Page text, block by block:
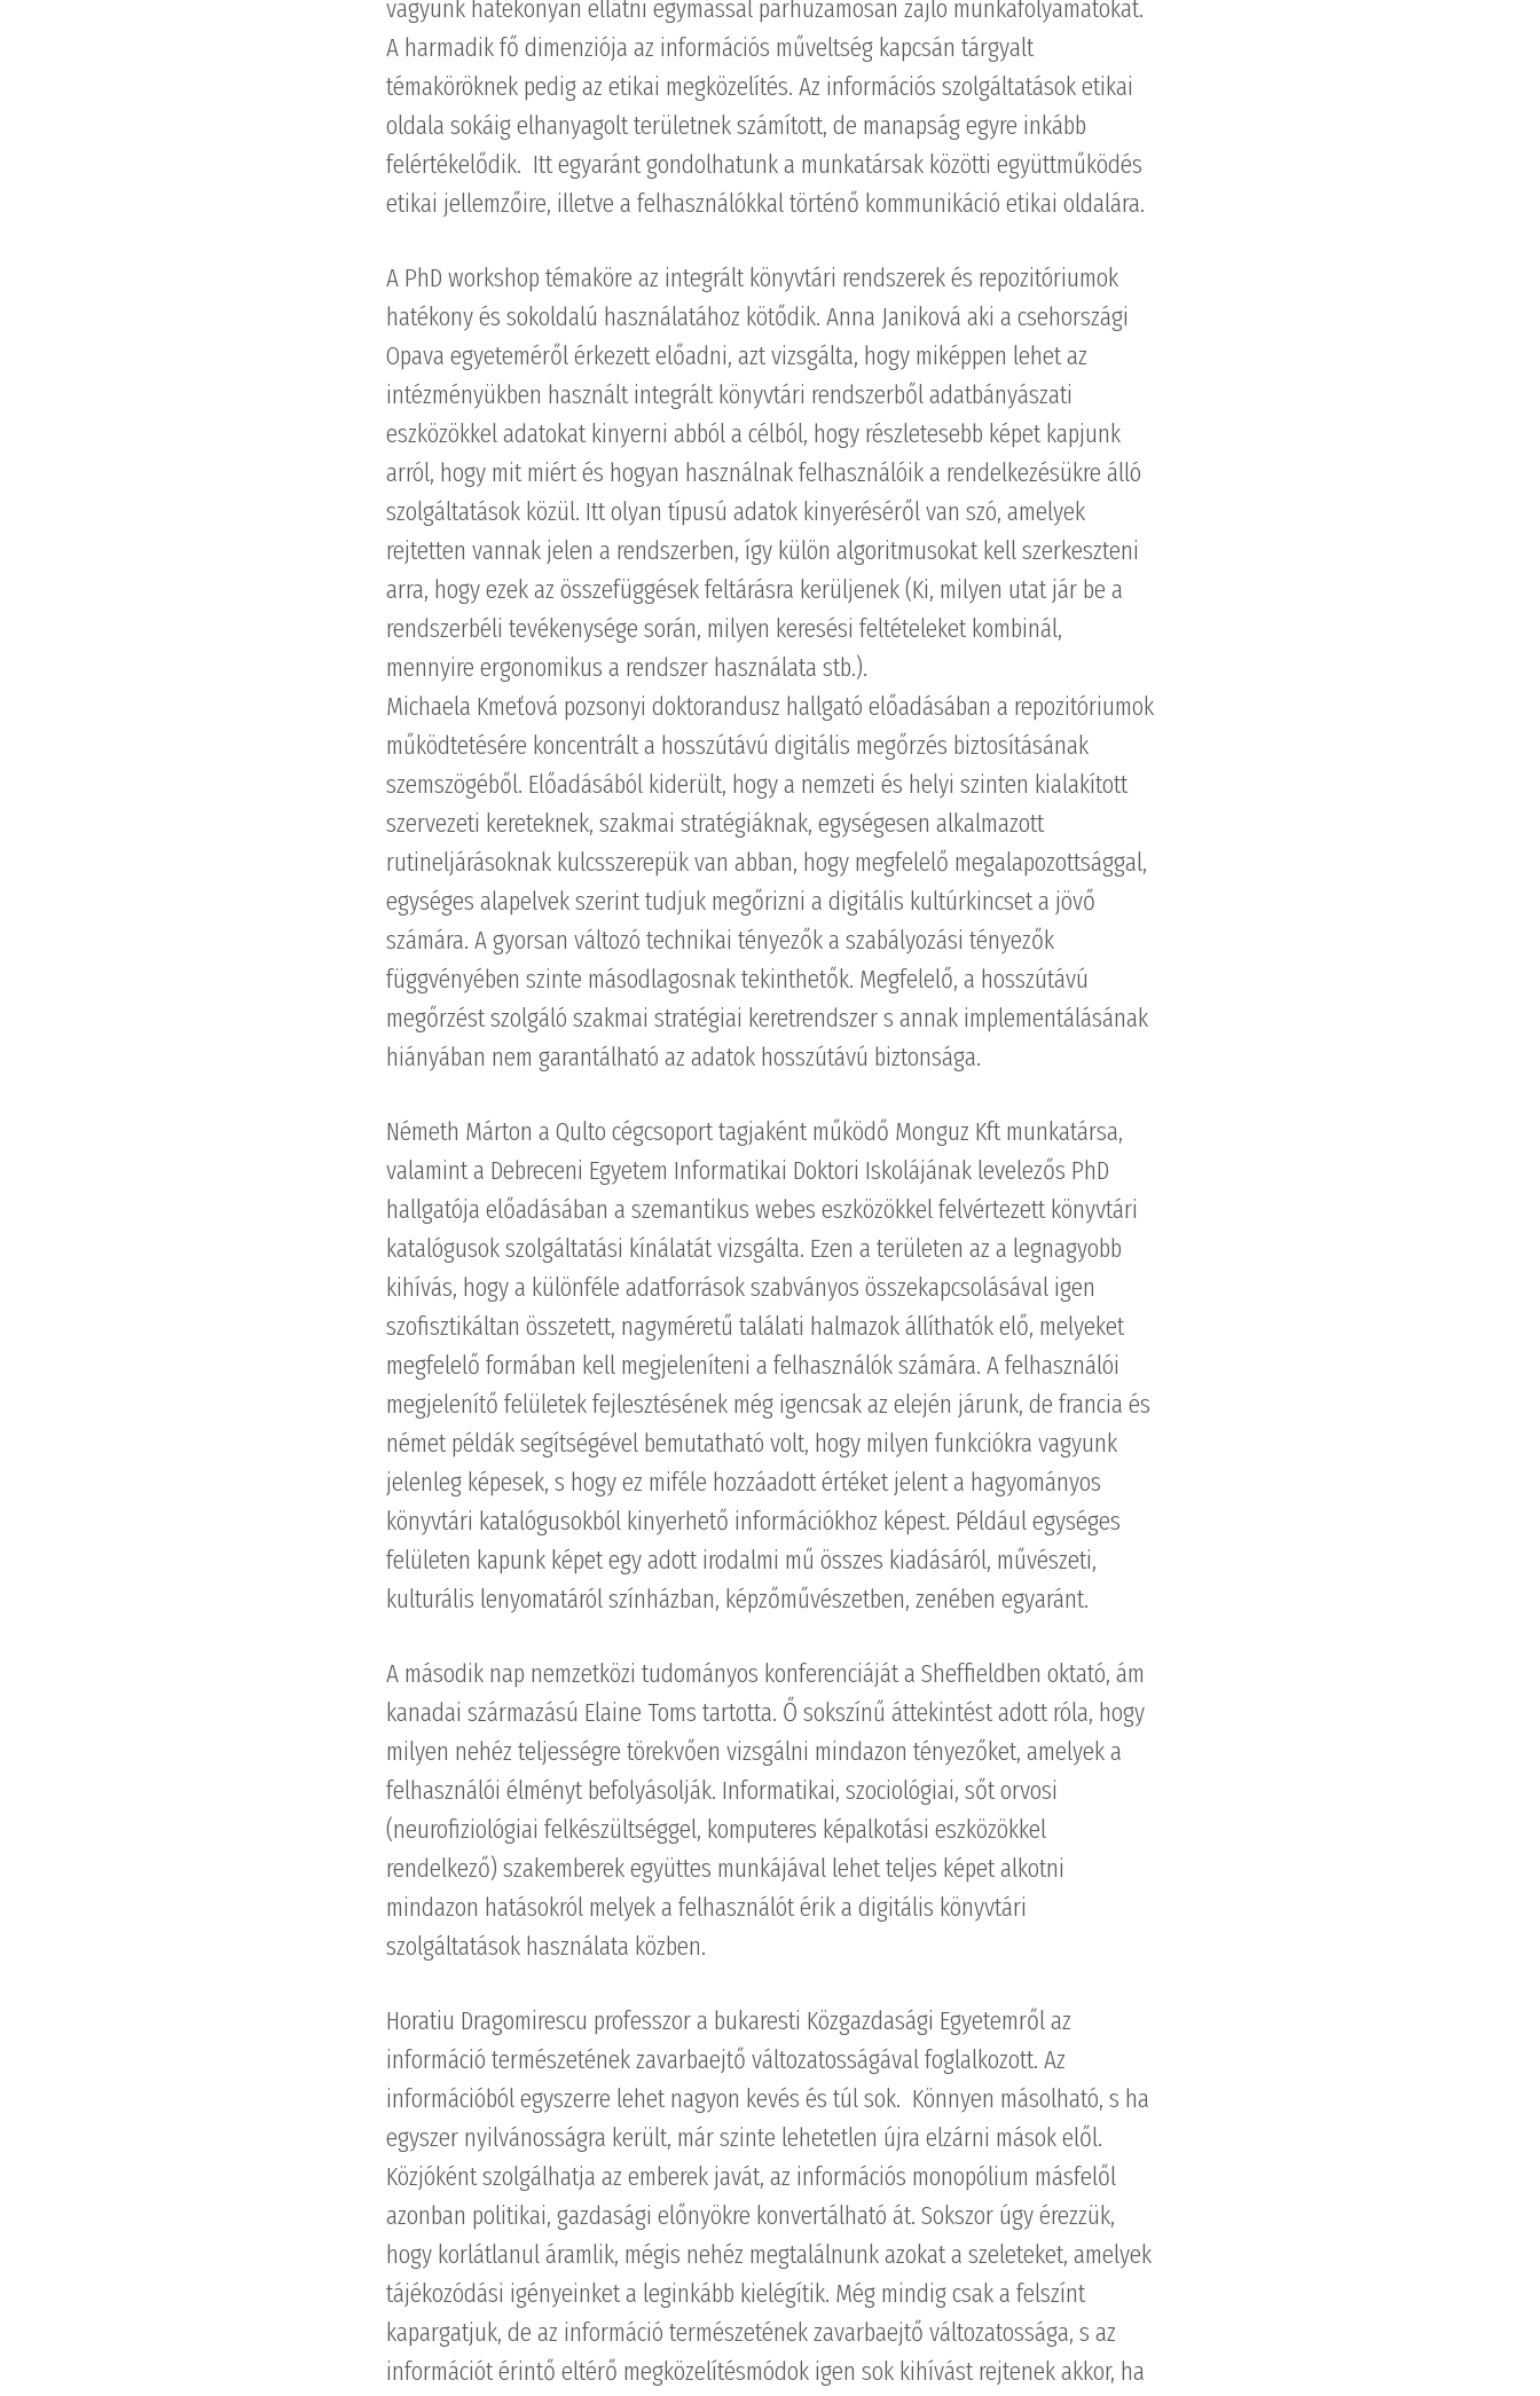
vagyunk hatékonyan ellátni egymással párhuzamosan zajló munkafolyamatokat.
A harmadik fő dimenziója az információs műveltség kapcsán tárgyalt
témaköröknek pedig az etikai megközelítés. Az információs szolgáltatások etikai
oldala sokáig elhanyagolt területnek számított, de manapság egyre inkább
felértékelődik. Itt egyaránt gondolhatunk a munkatársak közötti együttműködés
etikai jellemzőire, illetve a felhasználókkal történő kommunikáció etikai oldalára.
A PhD workshop témaköre az integrált könyvtári rendszerek és repozitóriumok
hatékony és sokoldalú használatához kötődik. Anna Janiková aki a csehországi
Opava egyeteméről érkezett előadni, azt vizsgálta, hogy miképpen lehet az
intézményükben használt integrált könyvtári rendszerből adatbányászati
eszközökkel adatokat kinyerni abból a célból, hogy részletesebb képet kapjunk
arról, hogy mit miért és hogyan használnak felhasználóik a rendelkezésükre álló
szolgáltatások közül. Itt olyan típusú adatok kinyeréséről van szó, amelyek
rejtetten vannak jelen a rendszerben, így külön algoritmusokat kell szerkeszteni
arra, hogy ezek az összefüggések feltárásra kerüljenek (Ki, milyen utat jár be a
rendszerbéli tevékenysége során, milyen keresési feltételeket kombinál,
mennyire ergonomikus a rendszer használata stb.).
Michaela Kmeťová pozsonyi doktorandusz hallgató előadásában a repozitóriumok
működtetésére koncentrált a hosszútávú digitális megőrzés biztosításának
szemszögéből. Előadásából kiderült, hogy a nemzeti és helyi szinten kialakított
szervezeti kereteknek, szakmai stratégiáknak, egységesen alkalmazott
rutineljárásoknak kulcsszerepük van abban, hogy megfelelő megalapozottsággal,
egységes alapelvek szerint tudjuk megőrizni a digitális kultúrkincset a jövő
számára. A gyorsan változó technikai tényezők a szabályozási tényezők
függvényében szinte másodlagosnak tekinthetők. Megfelelő, a hosszútávú
megőrzést szolgáló szakmai stratégiai keretrendszer s annak implementálásának
hiányában nem garantálható az adatok hosszútávú biztonsága.
Németh Márton a Qulto cégcsoport tagjaként működő Monguz Kft munkatársa,
valamint a Debreceni Egyetem Informatikai Doktori Iskolájának levelezős PhD
hallgatója előadásában a szemantikus webes eszközökkel felvértezett könyvtári
katalógusok szolgáltatási kínálatát vizsgálta. Ezen a területen az a legnagyobb
kihívás, hogy a különféle adatforrások szabványos összekapcsolásával igen
szofisztikáltan összetett, nagyméretű találati halmazok állíthatók elő, melyeket
megfelelő formában kell megjeleníteni a felhasználók számára. A felhasználói
megjelenítő felületek fejlesztésének még igencsak az elején járunk, de francia és
német példák segítségével bemutatható volt, hogy milyen funkciókra vagyunk
jelenleg képesek, s hogy ez miféle hozzáadott értéket jelent a hagyományos
könyvtári katalógusokból kinyerhető információkhoz képest. Például egységes
felületen kapunk képet egy adott irodalmi mű összes kiadásáról, művészeti,
kulturális lenyomatáról színházban, képzőművészetben, zenében egyaránt.
A második nap nemzetközi tudományos konferenciáját a Sheffieldben oktató, ám
kanadai származású Elaine Toms tartotta. Ő sokszínű áttekintést adott róla, hogy
milyen nehéz teljességre törekvően vizsgálni mindazon tényezőket, amelyek a
felhasználói élményt befolyásolják. Informatikai, szociológiai, sőt orvosi
(neurofiziológiai felkészültséggel, komputeres képalkotási eszközökkel
rendelkező) szakemberek együttes munkájával lehet teljes képet alkotni
mindazon hatásokról melyek a felhasználót érik a digitális könyvtári
szolgáltatások használata közben.
Horatiu Dragomirescu professzor a bukaresti Közgazdasági Egyetemről az
információ természetének zavarbaejtő változatosságával foglalkozott. Az
információból egyszerre lehet nagyon kevés és túl sok. Könnyen másolható, s ha
egyszer nyilvánosságra került, már szinte lehetetlen újra elzárni mások elől.
Közjóként szolgálhatja az emberek javát, az információs monopólium másfelől
azonban politikai, gazdasági előnyökre konvertálható át. Sokszor úgy érezzük,
hogy korlátlanul áramlik, mégis nehéz megtalálnunk azokat a szeleteket, amelyek
tájékozódási igényeinket a leginkább kielégítik. Még mindig csak a felszínt
kapargatjuk, de az információ természetének zavarbaejtő változatossága, s az
információt érintő eltérő megközelítésmódok igen sok kihívást rejtenek akkor, ha